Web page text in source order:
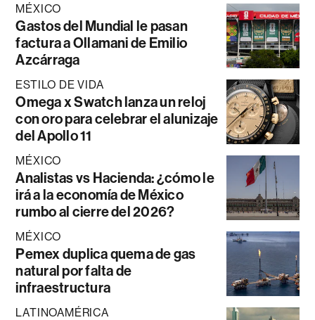
MÉXICO
Gastos del Mundial le pasan
factura a Ollamani de Emilio
Azcárraga
ESTILO DE VIDA
Omega x Swatch lanza un reloj
con oro para celebrar el alunizaje
del Apollo 11
MÉXICO
Analistas vs Hacienda: ¿cómo le
irá a la economía de México
rumbo al cierre del 2026?
MÉXICO
Pemex duplica quema de gas
natural por falta de
infraestructura
LATINOAMÉRICA